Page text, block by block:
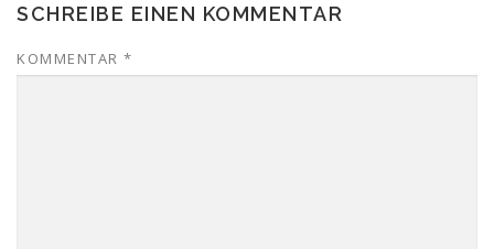
SCHREIBE EINEN KOMMENTAR
KOMMENTAR *